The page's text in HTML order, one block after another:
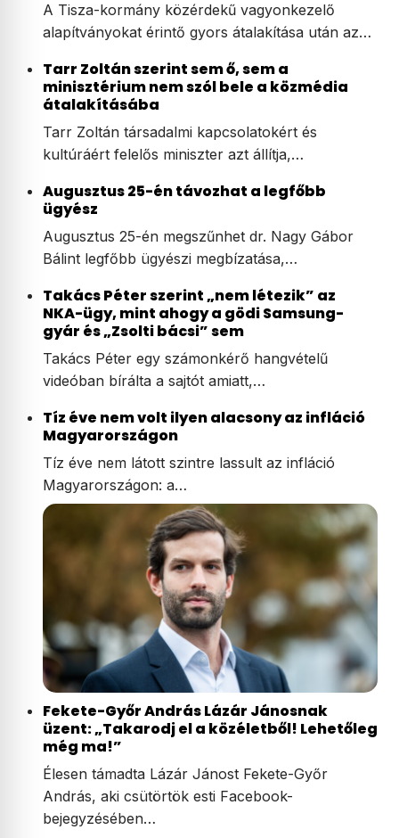
A Tisza-kormány közérdekű vagyonkezelő
alapítványokat érintő gyors átalakítása után az…
Tarr Zoltán szerint sem ő, sem a
minisztérium nem szól bele a közmédia
átalakításába
Tarr Zoltán társadalmi kapcsolatokért és
kultúráért felelős miniszter azt állítja,…
Augusztus 25-én távozhat a legfőbb
ügyész
Augusztus 25-én megszűnhet dr. Nagy Gábor
Bálint legfőbb ügyészi megbízatása,…
Takács Péter szerint „nem létezik” az
NKA-ügy, mint ahogy a gödi Samsung-
gyár és „Zsolti bácsi” sem
Takács Péter egy számonkérő hangvételű
videóban bírálta a sajtót amiatt,…
Tíz éve nem volt ilyen alacsony az infláció
Magyarországon
Tíz éve nem látott szintre lassult az infláció
Magyarországon: a…
Fekete-Győr András Lázár Jánosnak
üzent: „Takarodj el a közéletből! Lehetőleg
még ma!”
Élesen támadta Lázár Jánost Fekete-Győr
András, aki csütörtök esti Facebook-
bejegyzésében…